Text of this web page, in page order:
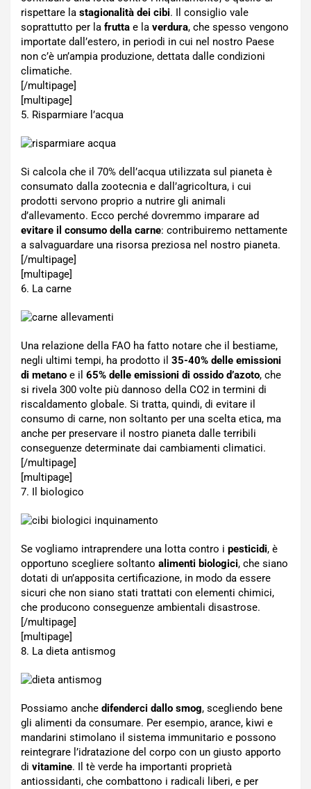
rispettare la stagionalità dei cibi. Il consiglio vale
soprattutto per la frutta e la verdura, che spesso vengono
importate dall’estero, in periodi in cui nel nostro Paese
non c’è un’ampia produzione, dettata dalle condizioni
climatiche.
[/multipage]
[multipage]
5. Risparmiare l’acqua
Si calcola che il 70% dell’acqua utilizzata sul pianeta è
consumato dalla zootecnia e dall’agricoltura, i cui
prodotti servono proprio a nutrire gli animali
d’allevamento. Ecco perché dovremmo imparare ad
evitare il consumo della carne: contribuiremo nettamente
a salvaguardare una risorsa preziosa nel nostro pianeta.
[/multipage]
[multipage]
6. La carne
Una relazione della FAO ha fatto notare che il bestiame,
negli ultimi tempi, ha prodotto il 35-40% delle emissioni
di metano e il 65% delle emissioni di ossido d’azoto, che
si rivela 300 volte più dannoso della CO2 in termini di
riscaldamento globale. Si tratta, quindi, di evitare il
consumo di carne, non soltanto per una scelta etica, ma
anche per preservare il nostro pianeta dalle terribili
conseguenze determinate dai cambiamenti climatici.
[/multipage]
[multipage]
7. Il biologico
Se vogliamo intraprendere una lotta contro i pesticidi, è
opportuno scegliere soltanto alimenti biologici, che siano
dotati di un’apposita certificazione, in modo da essere
sicuri che non siano stati trattati con elementi chimici,
che producono conseguenze ambientali disastrose.
[/multipage]
[multipage]
8. La dieta antismog
Possiamo anche difenderci dallo smog, scegliendo bene
gli alimenti da consumare. Per esempio, arance, kiwi e
mandarini stimolano il sistema immunitario e possono
reintegrare l’idratazione del corpo con un giusto apporto
di vitamine. Il tè verde ha importanti proprietà
antiossidanti, che combattono i radicali liberi, e per